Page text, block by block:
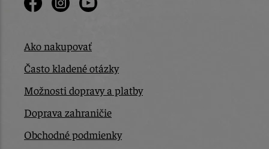
Ako nakupovať
Často kladené otázky
Možnosti dopravy a platby
Doprava zahraničie
Obchodné podmienky